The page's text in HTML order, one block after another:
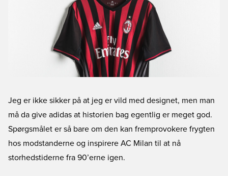
Jeg er ikke sikker på at jeg er vild med designet, men man
må da give adidas at historien bag egentlig er meget god.
Spørgsmålet er så bare om den kan fremprovokere frygten
hos modstanderne og inspirere AC Milan til at nå
storhedstiderne fra 90’erne igen.